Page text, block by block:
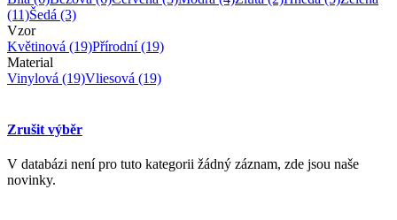
(11)Šedá (3)
Vzor
Květinová (19)Přírodní(19)
Material
Vinylová (19)Vliesová (19)
Zrušit výběr
V databázi není pro tuto kategorii žádný záznam, zde jsou naše
novinky.